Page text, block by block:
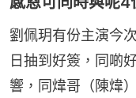
劉佩玥有份主演今
日抽到好簽，同啲
響，同煒哥（陳煒